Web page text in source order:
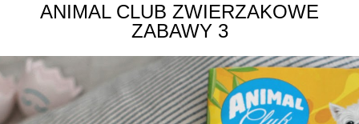
ANIMAL CLUB ZWIERZAKOWE
ZABAWY 3